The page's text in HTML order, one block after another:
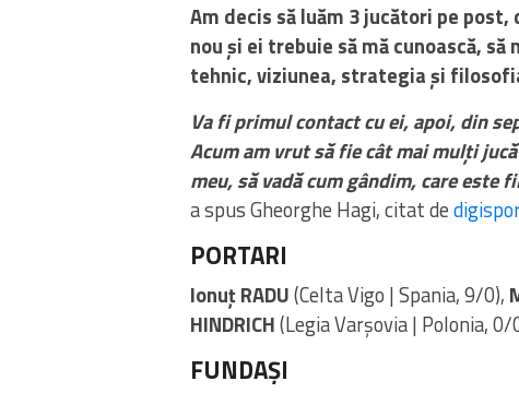
Am decis să luăm 3 jucători pe
nou și ei trebuie să mă cunoască,
tehnic, viziunea, strategia și
Va fi primul contact cu ei, apoi, din
Acum am vrut să fie cât mai mulți
meu, să vadă cum gândim, care
a spus Gheorghe Hagi, citat de
PORTARI
Ionuț RADU(Celta Vigo | Spania, 9/0),
HINDRICH(Legia Varșovia | Polonia, 0/
FUNDAȘI